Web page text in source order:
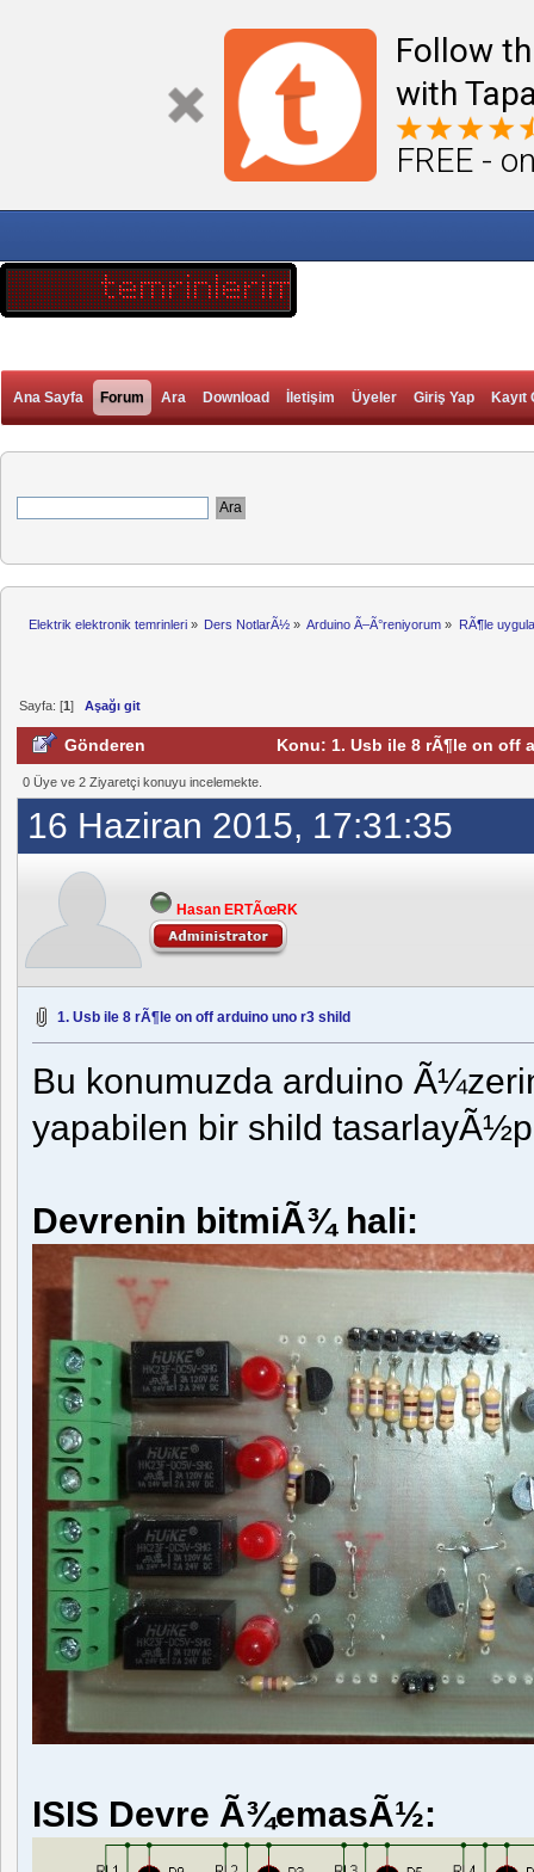
Follow
with
FREE -
Ana Sayfa Forum Ara Download İletişim Üyeler Giriş Yap Kayıt
Elektrik elektronik temrinleri» Ders NotlarÃ½ » Arduino Ã–Ã°reniyorum » RÃ¶le
Sayfa: [1] Aşağı git
Gönderen Konu: 1. Usb ile 8 rÃ¶le on off
0 Üye ve 2 Ziyaretçi konuyu incelemekte.
16 Haziran 2015, 17:31:35
Hasan ERTÃœRK
1. Usb ile 8 rÃ¶le on off arduino uno r3 shild
Bu konumuzda arduino
yapabilen bir shild
Devrenin bitmiÃ¾ hali:
ISIS Devre Ã¾emasÃ½: